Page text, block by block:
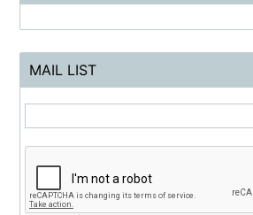
MAIL LIST